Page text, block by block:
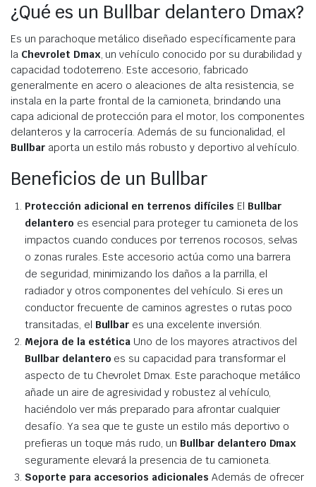
¿Qué es un Bullbar delantero Dmax?
Es un parachoque metálico diseñado específicamente para
la Chevrolet Dmax, un vehículo conocido por su durabilidad y
capacidad todoterreno. Este accesorio, fabricado
generalmente en acero o aleaciones de alta resistencia, se
instala en la parte frontal de la camioneta, brindando una
capa adicional de protección para el motor, los componentes
delanteros y la carrocería. Además de su funcionalidad, el
Bullbar aporta un estilo más robusto y deportivo al vehículo.
Beneficios de un Bullbar
Protección adicional en terrenos difíciles El Bullbar
delantero es esencial para proteger tu camioneta de los
impactos cuando conduces por terrenos rocosos, selvas
o zonas rurales. Este accesorio actúa como una barrera
de seguridad, minimizando los daños a la parrilla, el
radiador y otros componentes del vehículo. Si eres un
conductor frecuente de caminos agrestes o rutas poco
transitadas, el Bullbar es una excelente inversión.
Mejora de la estética Uno de los mayores atractivos del
Bullbar delantero es su capacidad para transformar el
aspecto de tu Chevrolet Dmax. Este parachoque metálico
añade un aire de agresividad y robustez al vehículo,
haciéndolo ver más preparado para afrontar cualquier
desafío. Ya sea que te guste un estilo más deportivo o
prefieras un toque más rudo, un Bullbar delantero Dmax
seguramente elevará la presencia de tu camioneta.
Soporte para accesorios adicionales Además de ofrecer